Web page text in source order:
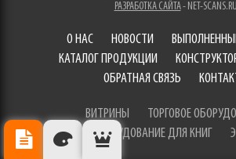
ОПИСАНИЕ ЦВЕТА ОТДЕЛКИРЕКОМЕНДУЕМЫЕ
РАЗРАБОТКА САЙТА- NET-SCANS.RU
О НАС НОВОСТИ
КАТАЛОГ ПРОДУКЦИИ
ОБРАТНАЯ СВЯЗЬ
ВИТРИНЫ
ТОРГОВОЕ
ТОРГОВОЕ ОБОРУДОВАНИЕ ДЛЯ КНИГ